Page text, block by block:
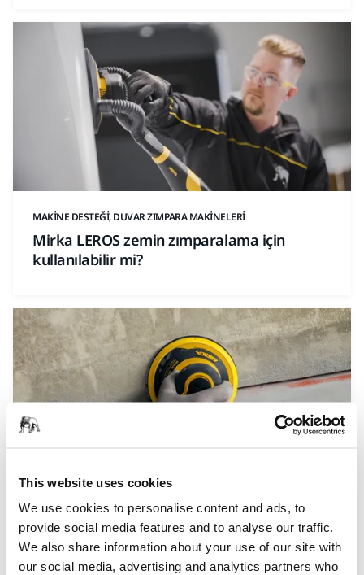
This website uses cookies
We use cookies to personalise content and ads, to
provide social media features and to analyse our traffic.
We also share information about your use of our site with
our social media, advertising and analytics partners who
MAKINE DESTEĞI, DUVAR ZIMPARA MAKINELERI
Mirka LEROS zemin zımparalama için
kullanılabilir mi?
MAKINE DESTEĞI, HAVALI ZIMPARA MAKINELERI
Neden hava çıkışından hava gelmesine
rağmen zımpara makinem çalışmıyor?